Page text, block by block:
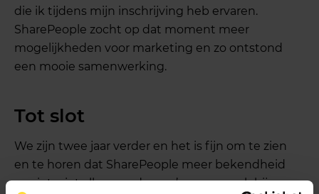
die ik tijdens mijn inschrijving heb ervaren.
SharePeople zocht op dat moment meer
mogelijkheden voor marketing en zo ontstond
een mooie samenwerking.
Tot slot
We zijn twee jaar verder en het is fijn om te zien
en te horen dat SharePeople meer bekendheid
geniet, niet alleen onder zzp’ers maar ook bij